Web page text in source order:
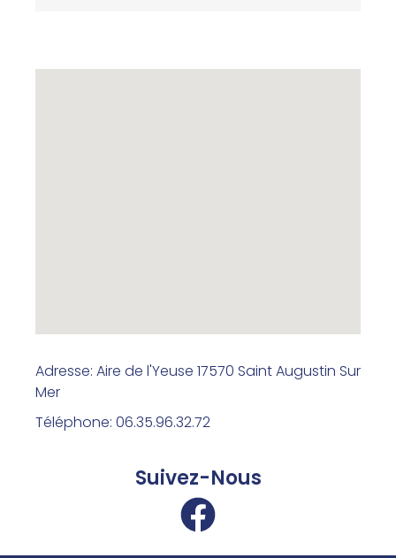
Adresse: Aire de l'Yeuse 17570 Saint Augustin Sur
Mer
Téléphone: 06.35.96.32.72
Suivez-Nous